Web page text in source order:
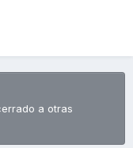
a otras